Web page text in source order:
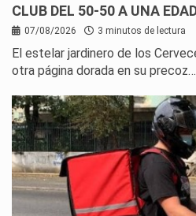
CLUB DEL 50-50 A UNA
07/08/2026 3 minutos de lectura
El estelar jardinero de los
otra página dorada en su precoz…